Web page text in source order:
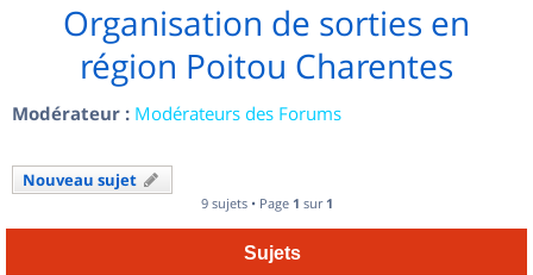
Organisation de sorties en
région Poitou Charentes
Modérateur : Modérateurs des Forums
Nouveau sujet
9 sujets • Page 1 sur 1
Sujets